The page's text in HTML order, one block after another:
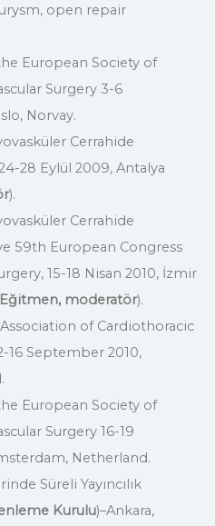
open repair
European Society of
Surgery 3-6
Norvay.
Cerrahide
28 Eylül 2009, Antalya
).
Cerrahide
59th European Congress
15-18 Nisan 2010, İzmir
Eğitmen, moderatör).
of Cardiothoracic
16 September 2010,
European Society of
Surgery 16-19
Netherland.
Süreli Yayıncılık
Kurulu)–Ankara,